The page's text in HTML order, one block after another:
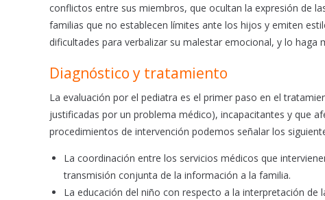
conflictos entre sus miembros, que ocultan la expresión de
familias que no establecen límites ante los hijos y emiten
dificultades para verbalizar su malestar emocional, y lo haga
Diagnóstico y tratamiento
La evaluación por el pediatra es el primer paso en el
justificadas por un problema médico), incapacitantes y que
procedimientos de intervención podemos señalar los
La coordinación entre los servicios médicos que
transmisión conjunta de la información a la familia.
La educación del niño con respecto a la interpretación de